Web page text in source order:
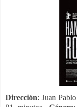
Dirección: Juan